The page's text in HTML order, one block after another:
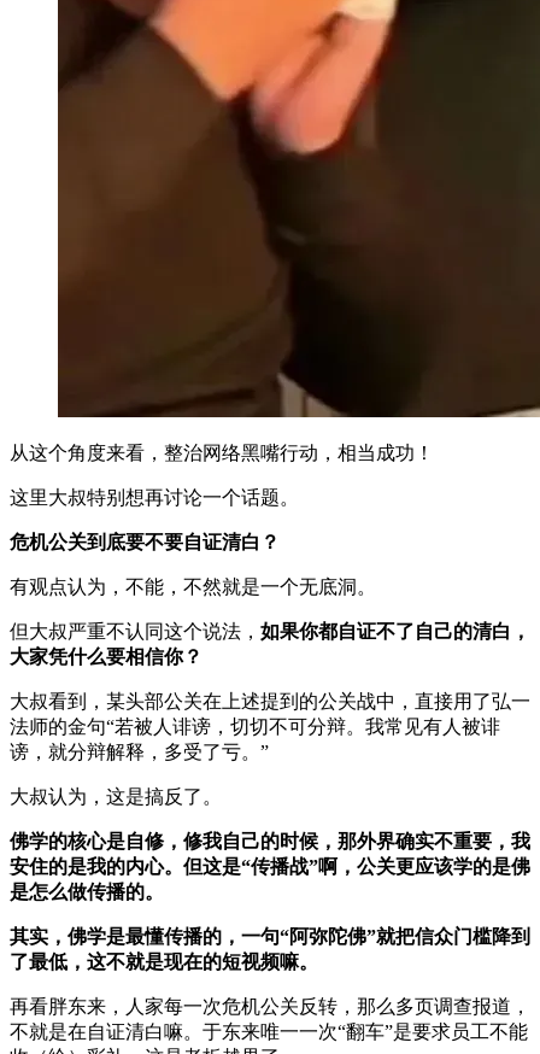
从这个角度来看，整治网络黑嘴行动，相当成功！
这里大叔特别想再讨论一个话题。
危机公关到底要不要自证清白？
有观点认为，不能，不然就是一个无底洞。
但大叔严重不认同这个说法， 如果你都自证不了自己的清白，
大家凭什么要相信你？
大叔看到，某头部公关在上述提到的公关战中，直接用了弘一
法师的金句“若被人诽谤，切切不可分辩。我常见有人被诽
谤，就分辩解释，多受了亏。”
大叔认为，这是搞反了。
佛学的核心是自修，修我自己的时候，那外界确实不重要，我
安住的是我的内心。但这是“传播战”啊，公关更应该学的是佛
是怎么做传播的。
其实，佛学是最懂传播的，一句“阿弥陀佛”就把信众门槛降到
了最低，这不就是现在的短视频嘛。
再看胖东来，人家每一次危机公关反转，那么多页调查报道，
不就是在自证清白嘛。于东来唯一一次“翻车”是要求员工不能